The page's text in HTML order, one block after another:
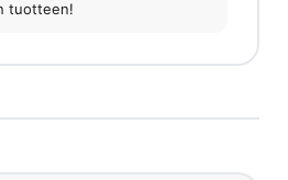
tuotteen!